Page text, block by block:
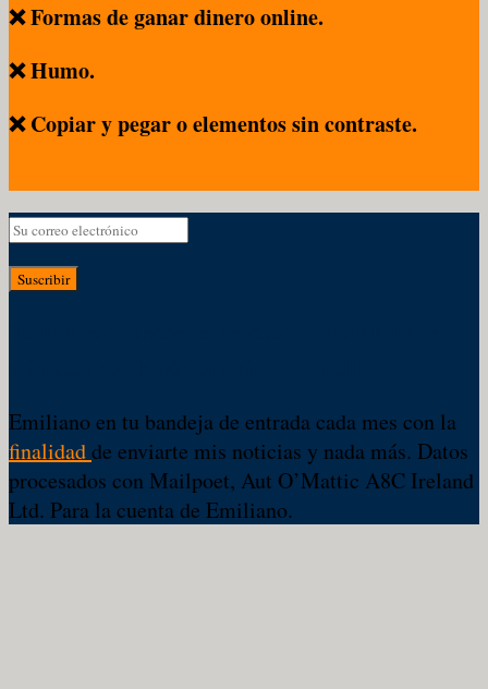
❌ Formas de ganar dinero online.
❌ Humo.
❌ Copiar y pegar o elementos sin contraste.
Suscribir
Emiliano en tu bandeja de entrada cada mes con la
finalidadde enviarte mis noticias y nada más. Datos
procesados con Mailpoet, Aut O’Mattic A8C Ireland
Ltd. Para la cuenta de Emiliano.